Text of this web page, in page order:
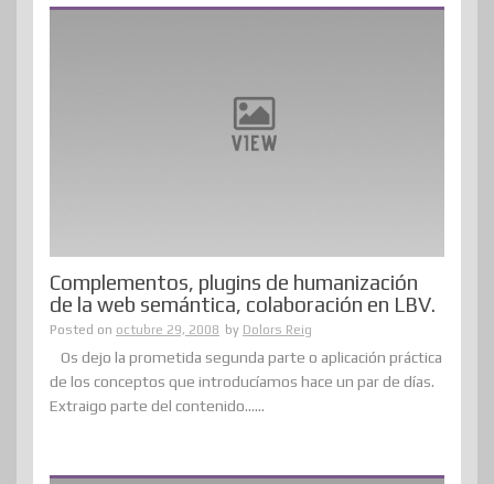
Complementos, plugins de humanización
de la web semántica, colaboración en LBV.
Posted on octubre 29, 2008 by Dolors Reig
Os dejo la prometida segunda parte o aplicación práctica
de los conceptos que introducíamos hace un par de días.
Extraigo parte del contenido......